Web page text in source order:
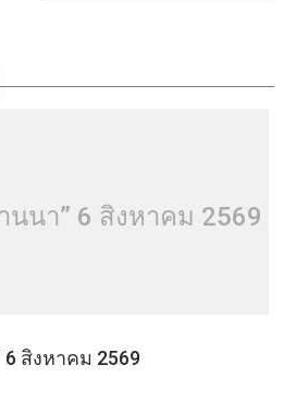
านนา” 6 สิงหาคม 2569
6 สิงหาคม 2569